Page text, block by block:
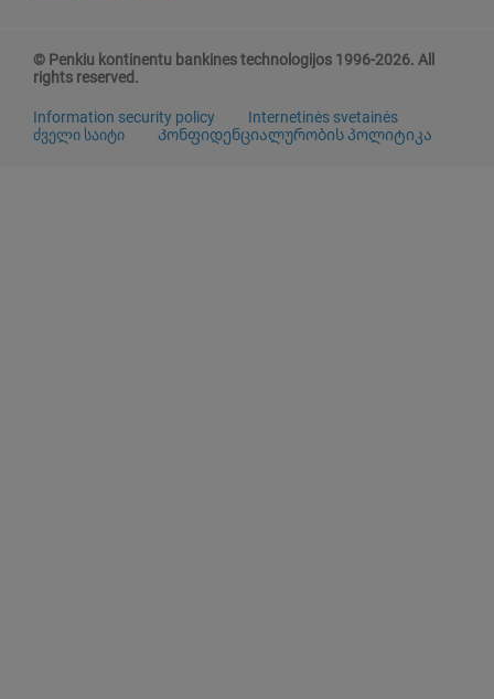
© Penkiu kontinentu bankines technologijos 1996-2026. All
rights reserved.
Information security policy
Internetinės svetainės
ძველი საიტი
Კონფიდენციალურობის პოლიტიკა